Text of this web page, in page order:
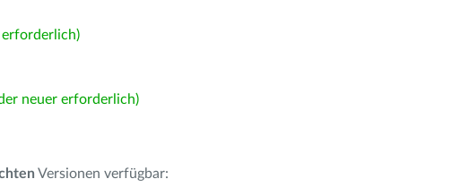
erforderlich)
neuer erforderlich)
Versionen verfügbar: